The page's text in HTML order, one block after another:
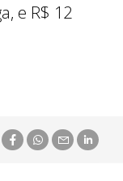
e R$ 12